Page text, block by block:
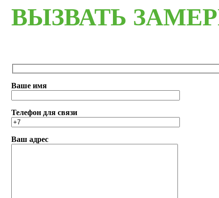
ВЫЗВАТЬ
Ваше имя
Телефон для связи
Ваш адрес